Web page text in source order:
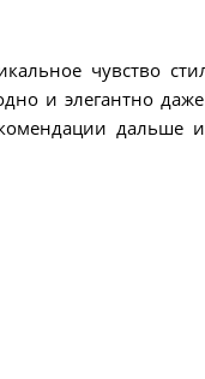
чувство
и элегантно
дальше